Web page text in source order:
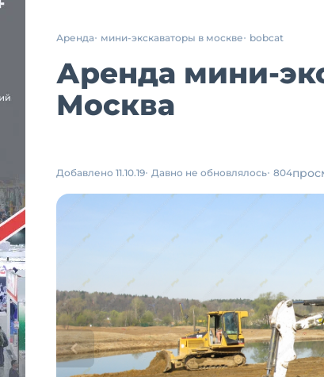
Аренда мини-экскаваторы в москве bobcat
Аренда мини-
Москва
Добавлено 11.10.19 Давно не обновлялось 804